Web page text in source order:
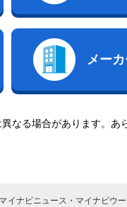
メー
なる場合があります。あ
ナビニュース・マイナビウ